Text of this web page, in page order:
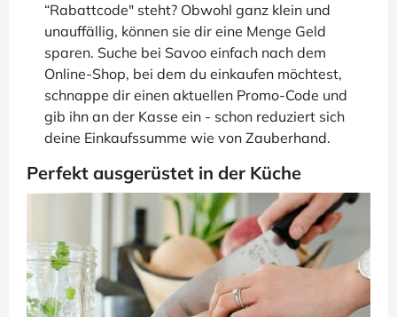
“Rabattcode" steht? Obwohl ganz klein und
unauffällig, können sie dir eine Menge Geld
sparen. Suche bei Savoo einfach nach dem
Online-Shop, bei dem du einkaufen möchtest,
schnappe dir einen aktuellen Promo-Code und
gib ihn an der Kasse ein - schon reduziert sich
deine Einkaufssumme wie von Zauberhand.
Perfekt ausgerüstet in der Küche